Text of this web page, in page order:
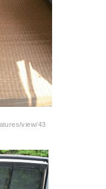
view/43